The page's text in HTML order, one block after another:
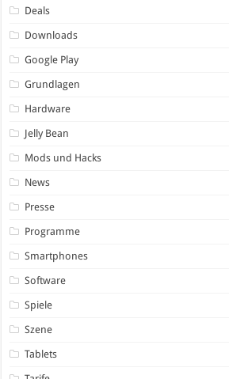
Deals
Downloads
Google Play
Grundlagen
Hardware
Jelly Bean
Mods und Hacks
News
Presse
Programme
Smartphones
Software
Spiele
Szene
Tablets